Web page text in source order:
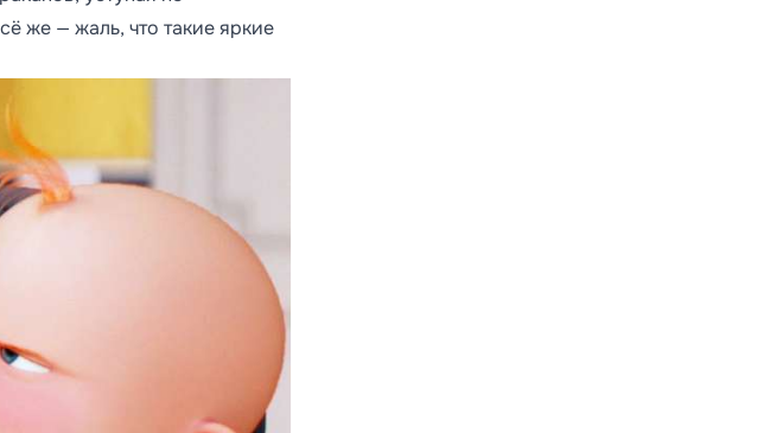
же — жаль, что такие яркие